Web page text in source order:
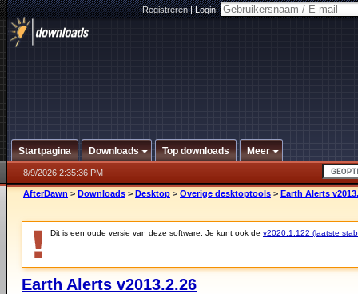
Registreren|Login:
Startpagina Downloads Top downloads Meer
8/9/2026 2:35:36 PM
AfterDawn > Downloads > Desktop > Overige desktoptools > Earth Alerts
Dit is een oude versie van deze software. Je kunt ook de v2020.1.122 (laatste
Earth Alerts v2013.2.26